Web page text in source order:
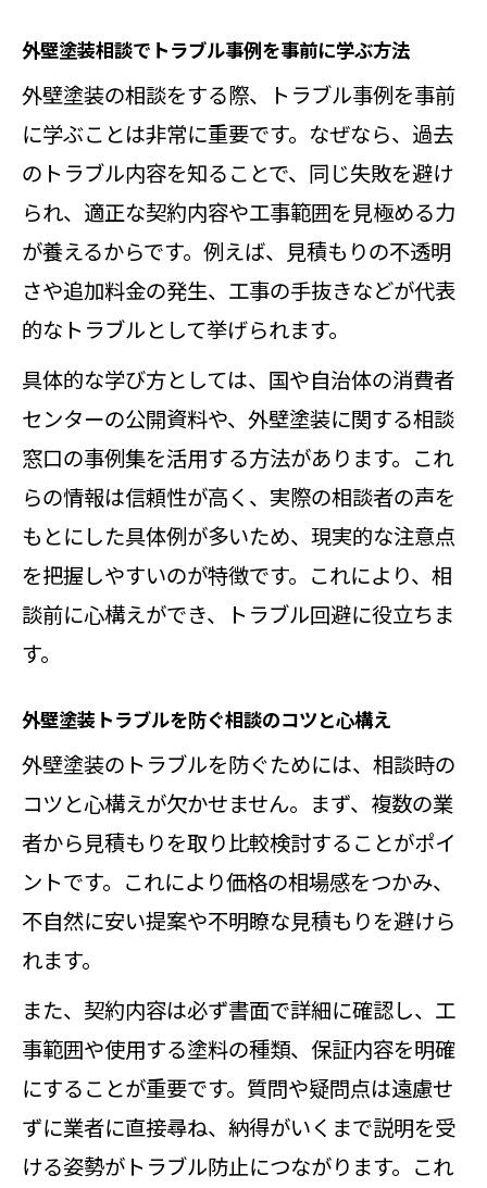
外壁塗装相談でトラブル事例を事前に学ぶ方法
外壁塗装の相談をする際、トラブル事例を事前
に学ぶことは非常に重要です。なぜなら、過去
のトラブル内容を知ることで、同じ失敗を避け
られ、適正な契約内容や工事範囲を見極める力
が養えるからです。例えば、見積もりの不透明
さや追加料金の発生、工事の手抜きなどが代表
的なトラブルとして挙げられます。
具体的な学び方としては、国や自治体の消費者
センターの公開資料や、外壁塗装に関する相談
窓口の事例集を活用する方法があります。これ
らの情報は信頼性が高く、実際の相談者の声を
もとにした具体例が多いため、現実的な注意点
を把握しやすいのが特徴です。これにより、相
談前に心構えができ、トラブル回避に役立ちま
す。
外壁塗装トラブルを防ぐ相談のコツと心構え
外壁塗装のトラブルを防ぐためには、相談時の
コツと心構えが欠かせません。まず、複数の業
者から見積もりを取り比較検討することがポイ
ントです。これにより価格の相場感をつかみ、
不自然に安い提案や不明瞭な見積もりを避けら
れます。
また、契約内容は必ず書面で詳細に確認し、工
事範囲や使用する塗料の種類、保証内容を明確
にすることが重要です。質問や疑問点は遠慮せ
ずに業者に直接尋ね、納得がいくまで説明を受
ける姿勢がトラブル防止につながります。これ